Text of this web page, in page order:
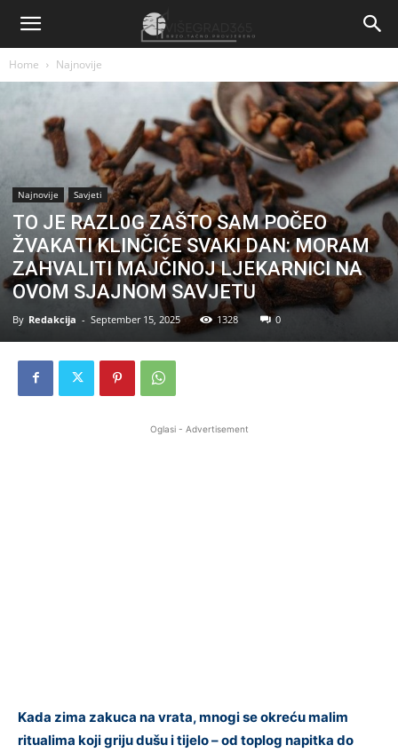
Home Najnovije
Najnovije Savjeti
TO JE RAZL0G ZAŠTO SAM POČEO
ŽVAKATI KLINČIĆE SVAKI DAN: MORAM
ZAHVALITI MAJČINOJ LJEKARNICI NA
OVOM SJAJNOM SAVJETU
By Redakcija - September 15, 2025 1328 0
Oglasi - Advertisement
Kada zima zakuca na vrata, mnogi se okreću malim
ritualima koji griju dušu i tijelo – od toplog napitka do